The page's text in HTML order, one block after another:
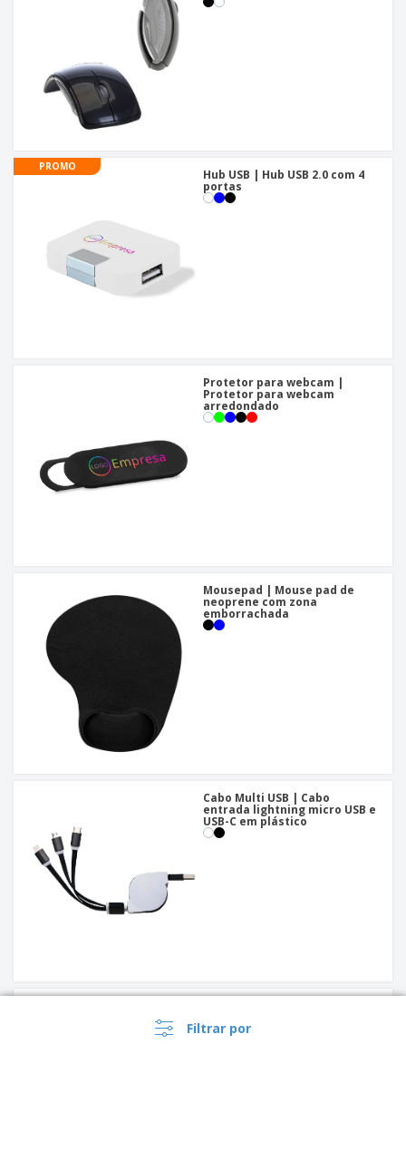
Filtrar por
PROMO
Hub USB | Hub USB 2.0 com 4
portas
Protetor para webcam |
Protetor para webcam
arredondado
Mousepad | Mouse pad de
neoprene com zona
emborrachada
Cabo Multi USB | Cabo
entrada lightning micro USB e
USB-C em plástico